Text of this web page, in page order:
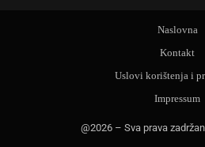
@2026 – Sva prava
Naslovna
Kontakt
Uslovi korištenja i
Impressum